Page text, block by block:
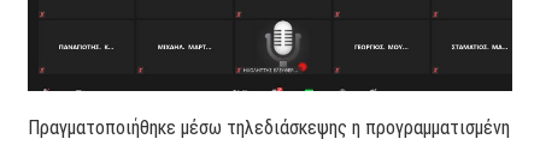
Πραγματοποιήθηκε μέσω τηλεδιάσκεψης η προγραμματισμένη